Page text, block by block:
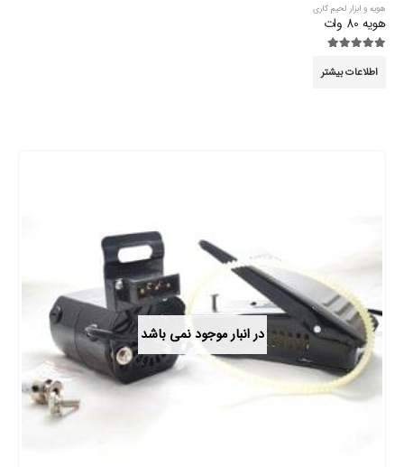
هویه و ابزار لحیم کاری
هویه 80 وات
اطلاعات بیشتر
در انبار موجود نمی باشد